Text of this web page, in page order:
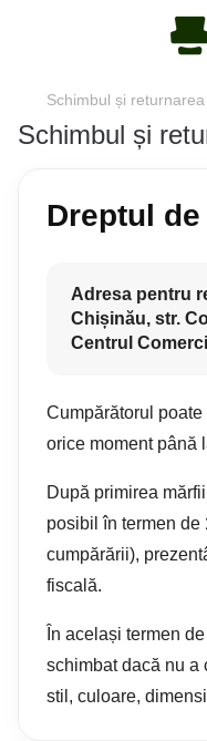
Schimbul și returnarea
Schimbul și
Dreptul
Adresa pentru
Chișinău, str.
Centrul
Cumpărătorul
orice moment până
După primirea
posibil în termen de
cumpărării),
fiscală.
În același termen
schimbat dacă nu a
stil, culoare,